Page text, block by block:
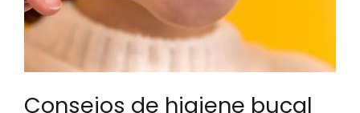
Consejos de higiene bucal